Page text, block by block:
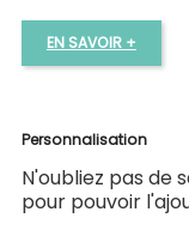
EN SAVOIR +
Personnalisation
N'oubliez pas de
pour pouvoir